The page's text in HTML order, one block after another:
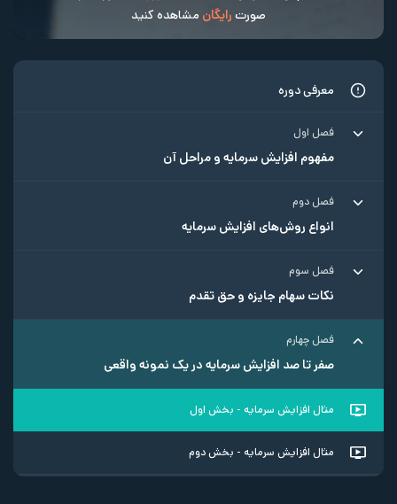
معرفی دوره
فصل اول
مفهوم افزایش سرمایه و مراحل آن
فصل دوم
انواع روش‌های افزایش سرمایه
فصل سوم
نکات سهام جایزه و حق تقدم
فصل چهارم
صفر تا صد افزایش سرمایه در یک نمونه واقعی
مثال افزایش سرمایه - بخش اول
مثال افزایش سرمایه - بخش دوم
صورت رایگان مشاهده کنید